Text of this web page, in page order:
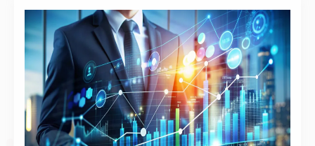
又对具体要求不甚明晰。本文将系统梳理H股减持
外汇登记的核心规则及常见误区，为市场主体提供
合规指引。